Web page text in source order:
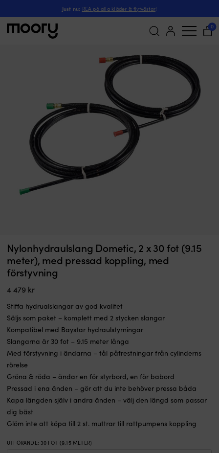
Just nu: REA på alla kläder & flytvästar!
0
Nylonhydraulslang Dometic, 2 x 30 fot (9.15
meter), med pressad koppling, med
förstyvning
4 479 kr
Stiffa hydrualslangar av god kvalitet
Säljs som paket – komplett med 2 stycken slangar
Kompatibel med Baystar hydraulstyrningar
Slangarna är 30 fot – 9.15 meter långa
Med förstyvning i ändarna – tål påfrestningar från cylinderns
rörelse
Gröna & röda – ändar en för styrbord, en för babord
Pressad i ena änden – gör att du inte behöver pressa båda
Kapa längden själv i andra änden – välj den längd som passar
dig bäst
Glöm inte att köpa till 2 st. muttrar till rattpumpens koppling
UTFÖRANDE: 30 FOT (9.15 METER)